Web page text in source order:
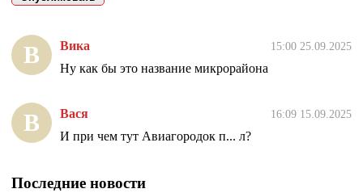
В Вика 15:00 25.09.2025
Ну как бы это название микрорайона
В Вася 16:09 15.09.2025
И при чем тут Авиагородок п... л?
Последние новости